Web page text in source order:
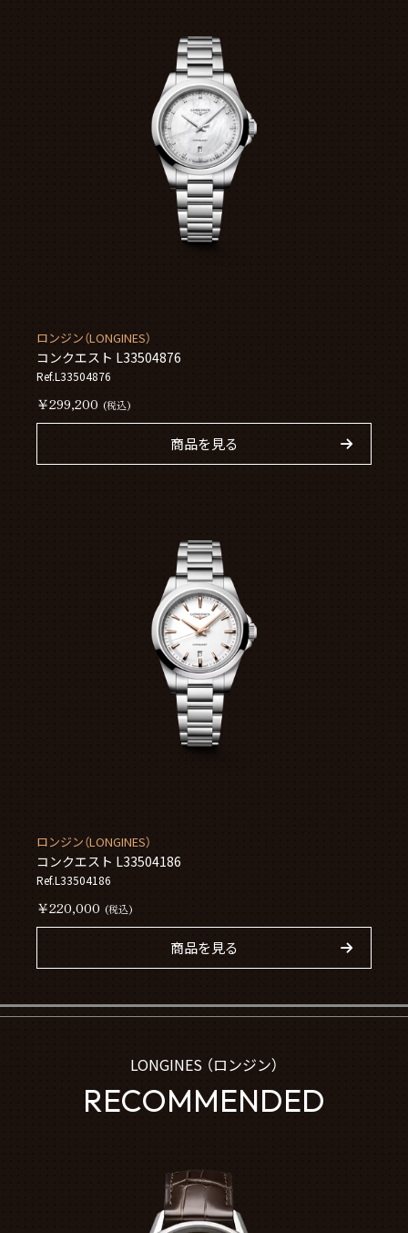
ロンジン（LONGINES）
コンクエスト L33504876
Ref.L33504876
￥299,200 (税込)
商品を見る
ロンジン（LONGINES）
コンクエスト L33504186
Ref.L33504186
￥220,000 (税込)
商品を見る
LONGINES （ロンジン）
RECOMMENDED